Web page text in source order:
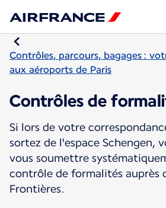
Contrôles, parcours, bagages :
aux aéroports de Paris
Contrôles de
Si lors de votre
sortez de l'espace Schengen,
vous soumettre
contrôle de formalités auprès
Frontières.